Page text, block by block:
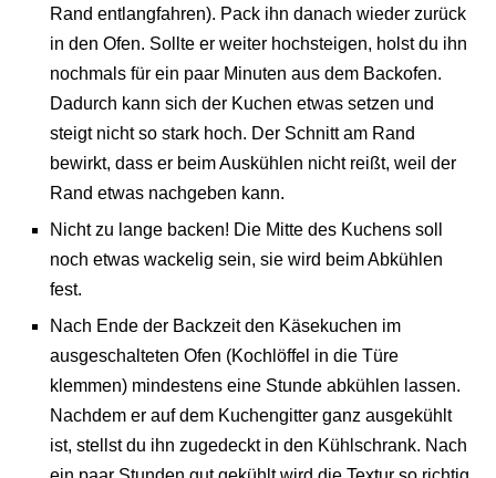
Rand entlangfahren). Pack ihn danach wieder zurück
in den Ofen. Sollte er weiter hochsteigen, holst du ihn
nochmals für ein paar Minuten aus dem Backofen.
Dadurch kann sich der Kuchen etwas setzen und
steigt nicht so stark hoch. Der Schnitt am Rand
bewirkt, dass er beim Auskühlen nicht reißt, weil der
Rand etwas nachgeben kann.
Nicht zu lange backen! Die Mitte des Kuchens soll
noch etwas wackelig sein, sie wird beim Abkühlen
fest.
Nach Ende der Backzeit den Käsekuchen im
ausgeschalteten Ofen (Kochlöffel in die Türe
klemmen) mindestens eine Stunde abkühlen lassen.
Nachdem er auf dem Kuchengitter ganz ausgekühlt
ist, stellst du ihn zugedeckt in den Kühlschrank. Nach